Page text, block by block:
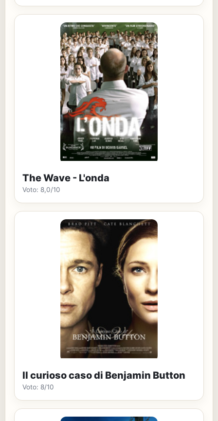
The Wave - L'onda
Voto: 8,0/10
Il curioso caso di Benjamin Button
Voto: 8/10